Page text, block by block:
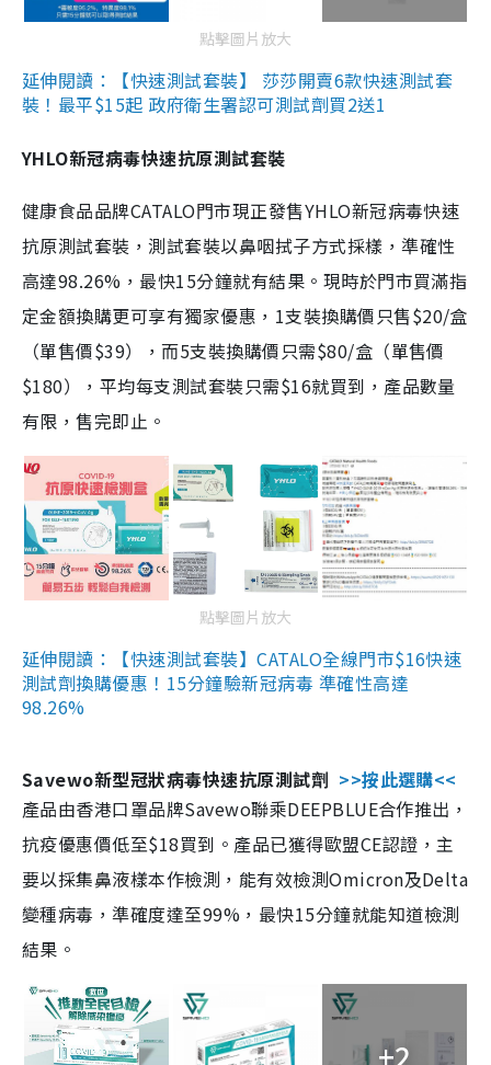
點擊圖片放大
延伸閱讀：【快速測試套裝】 莎莎開賣6款快速測試套
裝！最平$15起 政府衛生署認可測試劑買2送1
YHLO新冠病毒快速抗原測試套裝
健康食品品牌CATALO門市現正發售YHLO新冠病毒快速
抗原測試套裝，測試套裝以鼻咽拭子方式採樣，準確性
高達98.26%，最快15分鐘就有結果。現時於門市買滿指
定金額換購更可享有獨家優惠，1支裝換購價只售$20/盒
（單售價$39），而5支裝換購價只需$80/盒（單售價
$180），平均每支測試套裝只需$16就買到，產品數量
有限，售完即止。
點擊圖片放大
延伸閱讀：【快速測試套裝】CATALO全線門市$16快速
測試劑換購優惠！15分鐘驗新冠病毒 準確性高達
98.26%
Savewo新型冠狀病毒快速抗原測試劑 >>按此選購<<
產品由香港口罩品牌Savewo聯乘DEEPBLUE合作推出，
抗疫優惠價低至$18買到。產品已獲得歐盟CE認證，主
要以採集鼻液樣本作檢測，能有效檢測Omicron及Delta
變種病毒，準確度達至99%，最快15分鐘就能知道檢測
結果。
+2